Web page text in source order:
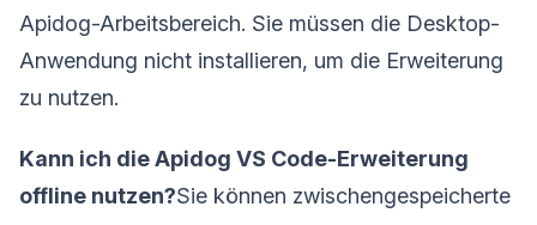
Apidog-Arbeitsbereich. Sie müssen die Desktop-
Anwendung nicht installieren, um die Erweiterung
zu nutzen.
Kann ich die Apidog VS Code-Erweiterung
offline nutzen?Sie können zwischengespeicherte